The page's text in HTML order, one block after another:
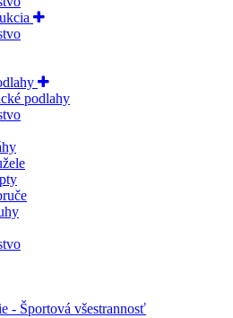
podlahy
- Športová všestrannosť